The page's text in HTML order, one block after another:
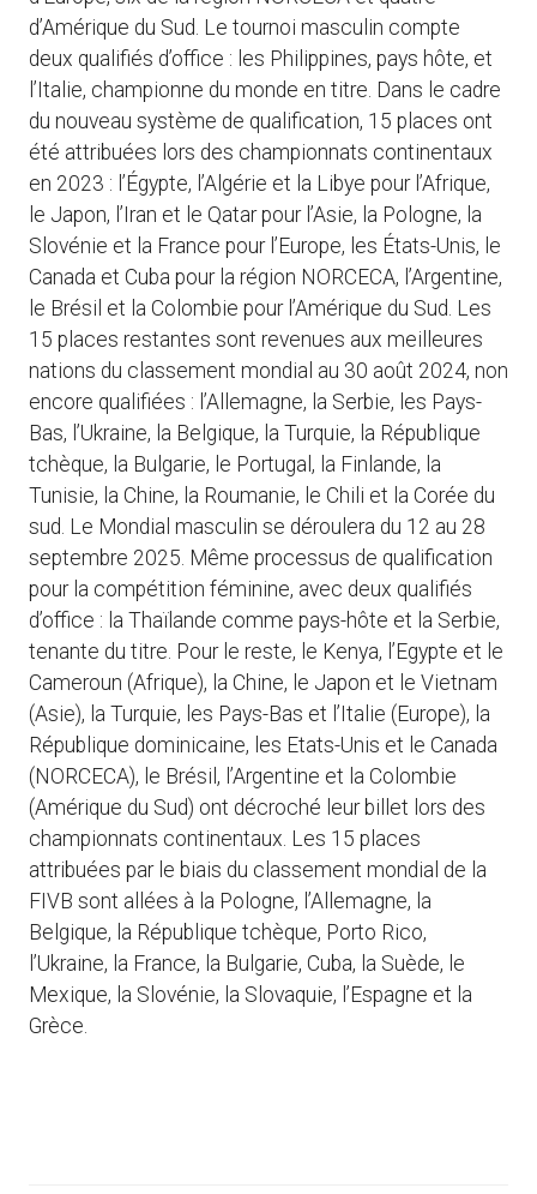
d’Amérique du Sud. Le tournoi masculin compte
deux qualifiés d’office : les Philippines, pays hôte, et
l’Italie, championne du monde en titre. Dans le cadre
du nouveau système de qualification, 15 places ont
été attribuées lors des championnats continentaux
en 2023 : l’Égypte, l’Algérie et la Libye pour l’Afrique,
le Japon, l’Iran et le Qatar pour l’Asie, la Pologne, la
Slovénie et la France pour l’Europe, les États-Unis, le
Canada et Cuba pour la région NORCECA, l’Argentine,
le Brésil et la Colombie pour l’Amérique du Sud. Les
15 places restantes sont revenues aux meilleures
nations du classement mondial au 30 août 2024, non
encore qualifiées : l’Allemagne, la Serbie, les Pays-
Bas, l’Ukraine, la Belgique, la Turquie, la République
tchèque, la Bulgarie, le Portugal, la Finlande, la
Tunisie, la Chine, la Roumanie, le Chili et la Corée du
sud. Le Mondial masculin se déroulera du 12 au 28
septembre 2025. Même processus de qualification
pour la compétition féminine, avec deux qualifiés
d’office : la Thaïlande comme pays-hôte et la Serbie,
tenante du titre. Pour le reste, le Kenya, l’Egypte et le
Cameroun (Afrique), la Chine, le Japon et le Vietnam
(Asie), la Turquie, les Pays-Bas et l’Italie (Europe), la
République dominicaine, les Etats-Unis et le Canada
(NORCECA), le Brésil, l’Argentine et la Colombie
(Amérique du Sud) ont décroché leur billet lors des
championnats continentaux. Les 15 places
attribuées par le biais du classement mondial de la
FIVB sont allées à la Pologne, l’Allemagne, la
Belgique, la République tchèque, Porto Rico,
l’Ukraine, la France, la Bulgarie, Cuba, la Suède, le
Mexique, la Slovénie, la Slovaquie, l’Espagne et la
Grèce.